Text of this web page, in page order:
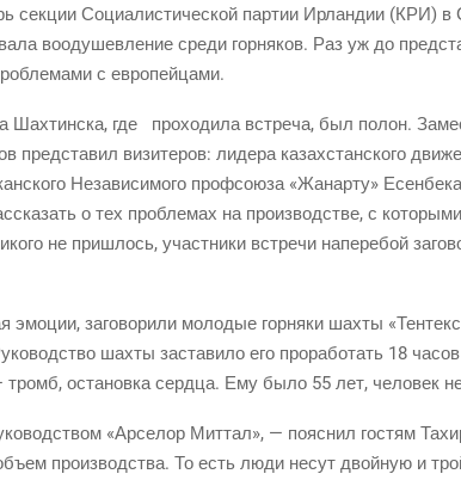
сек­ции Соци­а­ли­сти­че­ской пар­тии Ирлан­дии (КРИ) в
вооду­шев­ле­ние сре­ди гор­ня­ков. Раз уж до
с европейцами.
Шах­тин­ска, где про­хо­ди­ла встре­ча, был полон.
визи­те­ров: лиде­ра казах­стан­ско­го
Неза­ви­си­мо­го проф­со­ю­за «Жанар­ту»
о тех про­бле­мах на про­из­вод­стве, с
не при­шлось, участ­ни­ки встре­чи напе­ре­бой
заго­во­ри­ли моло­дые гор­ня­ки шах­ты
шах­ты заста­ви­ло его про­ра­бо­тать 18
оста­нов­ка серд­ца. Ему было 55 лет, чело­век
«Арсе­лор Мит­тал», — пояс­нил гостям
про­из­вод­ства. То есть люди несут двой­ную и